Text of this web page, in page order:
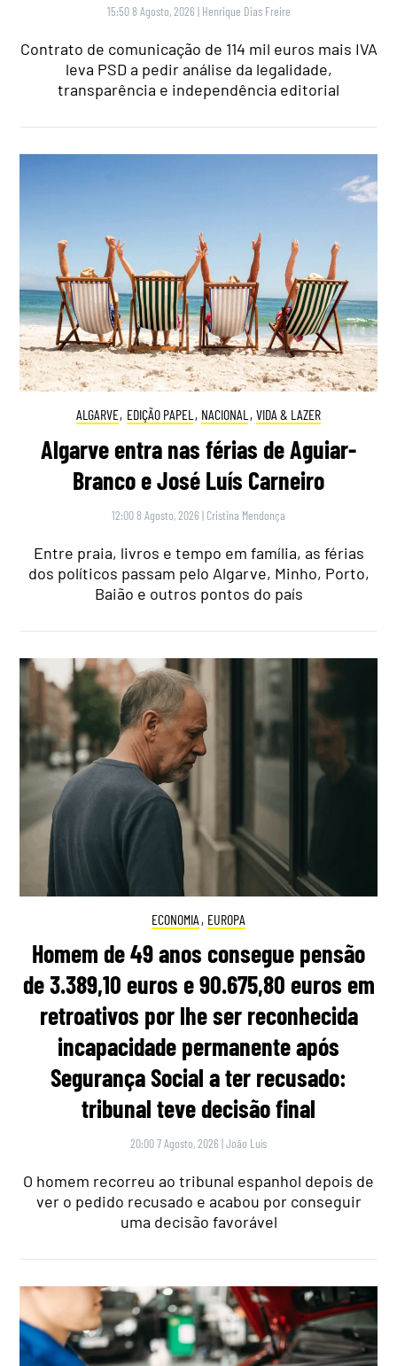
15:50 8 Agosto, 2026 | Henrique Dias Freire
Contrato de comunicação de 114 mil euros mais IVA
leva PSD a pedir análise da legalidade,
transparência e independência editorial
ALGARVE, EDIÇÃO PAPEL , NACIONAL , VIDA & LAZER
Algarve entra nas férias de Aguiar-
Branco e José Luís Carneiro
12:00 8 Agosto, 2026 | Cristina Mendonça
Entre praia, livros e tempo em família, as férias
dos políticos passam pelo Algarve, Minho, Porto,
Baião e outros pontos do país
ECONOMIA , EUROPA
Homem de 49 anos consegue pensão
de 3.389,10 euros e 90.675,80 euros em
retroativos por lhe ser reconhecida
incapacidade permanente após
Segurança Social a ter recusado:
tribunal teve decisão final
20:00 7 Agosto, 2026 |João Luís
O homem recorreu ao tribunal espanhol depois de
ver o pedido recusado e acabou por conseguir
uma decisão favorável